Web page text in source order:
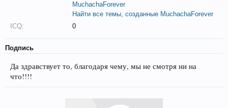
MuchachaForever
Найти все темы, созданные MuchachaForever
ICQ:
0
Подпись
Да здравствует то, благодаря чему, мы не смотря ни на
что!!!!